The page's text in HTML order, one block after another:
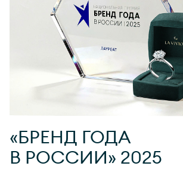
«БРЕНД ГОДА
В РОССИИ» 2025